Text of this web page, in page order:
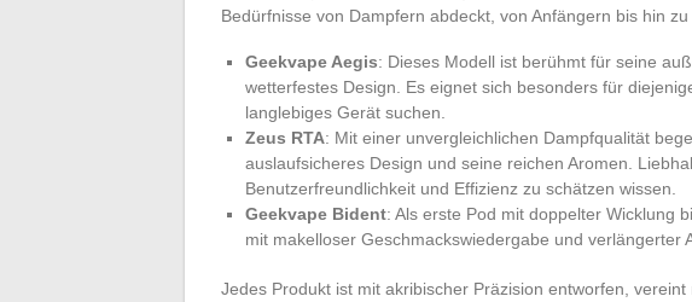
Bedürfnisse von Dampfern abdeckt, von Anfängern bis hin
Geekvape Aegis: Dieses Modell ist berühmt für seine
wetterfestes Design. Es eignet sich besonders für
langlebiges Gerät suchen.
Zeus RTA: Mit einer unvergleichlichen Dampfqualität
auslaufsicheres Design und seine reichen Aromen.
Benutzerfreundlichkeit und Effizienz zu schätzen wissen.
Geekvape Bident: Als erste Pod mit doppelter Wicklung
mit makelloser Geschmackswiedergabe und verlängerter
Jedes Produkt ist mit akribischer Präzision entworfen,